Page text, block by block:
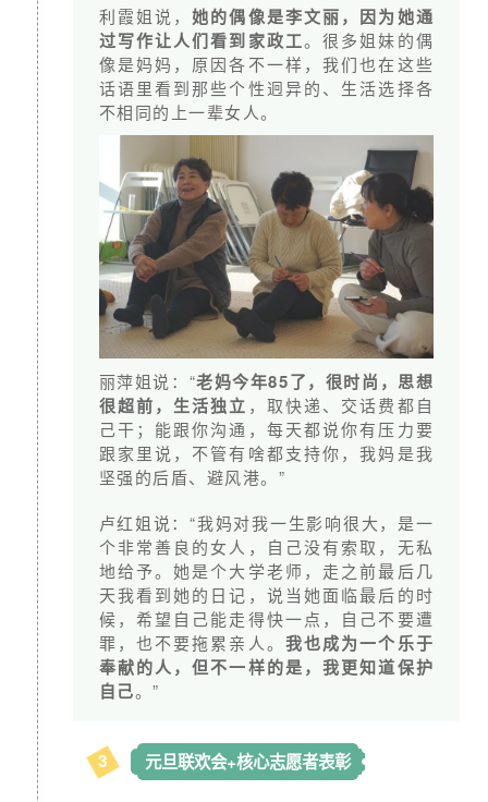
半天，考核通过后获取绿色
家政工证书。每年组织2-3
场，费用包括：场地、学习
用品、培训物料、讲师劳
务、优秀学员激励、志愿者
补贴。
绿色家政工
线上培训
为满足无法全程参与线下培
训的家政工的需求，开设线
上培训，费用用于教学视频
拍摄、视频剪辑、学员微信
群运营、志愿者补贴。
15%
社群活动
每周组织一次主题学习、兴
趣小组等社群活动，用于活
动场地、物料准备、志愿者
补贴。
10%
传播倡导
提升项目影响力，用于宣传
物料制作、推广宣发。
7%
管理费用
公募基金会管理费5%,灵析平
台费7999/年。
3%
机构运营与
发展
人力成本以及必要的行政办
公支出，包括但不仅限于房
等。
5%
利霞姐说，她的偶像是李文丽，因为她通
过写作让人们看到家政工。很多姐妹的偶
像是妈妈，原因各不一样，我们也在这些
话语里看到那些个性迥异的、生活选择各
不相同的上一辈女人。
丽萍姐说：“老妈今年85了，很时尚，思想
很超前，生活独立 ，取快递、交话费都自
己干；能跟你沟通，每天都说你有压力要
跟家里说，不管有啥都支持你，我妈是我
坚强的后盾、避风港。”
卢红姐说：“我妈对我一生影响很大，是一
个非常善良的女人，自己没有索取，无私
地给予。她是个大学老师，走之前最后几
天我看到她的日记，说当她面临最后的时
候，希望自己能走得快一点，自己不要遭
罪，也不要拖累亲人。 我也成为一个乐于
奉献的人，但不一样的是，我更知道保护
自己。”
3 元旦联欢会+核心志愿者表彰